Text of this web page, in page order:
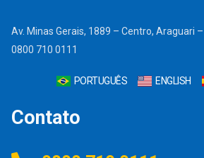
Av. Minas Gerais, 1889 – Centro, Araguari
0800 710 0111
PORTUGUÊS ENGLISH
Contato